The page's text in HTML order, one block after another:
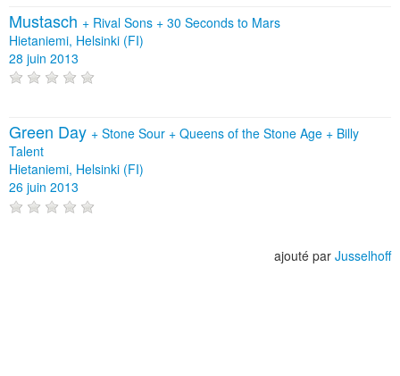
Mustasch + Rival Sons + 30 Seconds to Mars
Hietaniemi, Helsinki (FI)
28 juin 2013
Green Day + Stone Sour + Queens of the Stone Age + Billy
Talent
Hietaniemi, Helsinki (FI)
26 juin 2013
ajouté par Jusselhoff